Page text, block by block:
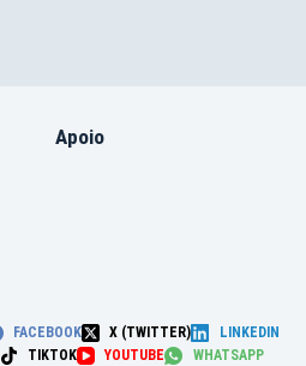
Apoio
FACEBOOK X (TWITTER)
LINKEDIN
TIKTOK YOUTUBE WHATSAPP